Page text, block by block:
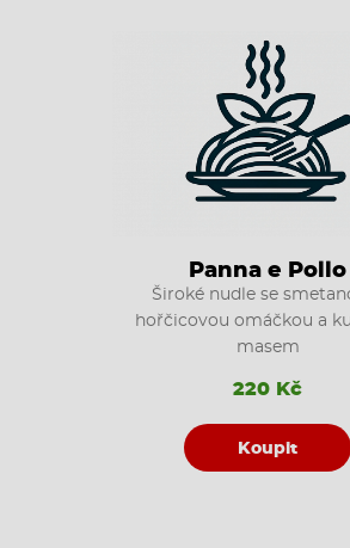
Panna e Pollo
Široké nudle se
hořčicovou omáčkou a
masem
220 Kč
Koupit